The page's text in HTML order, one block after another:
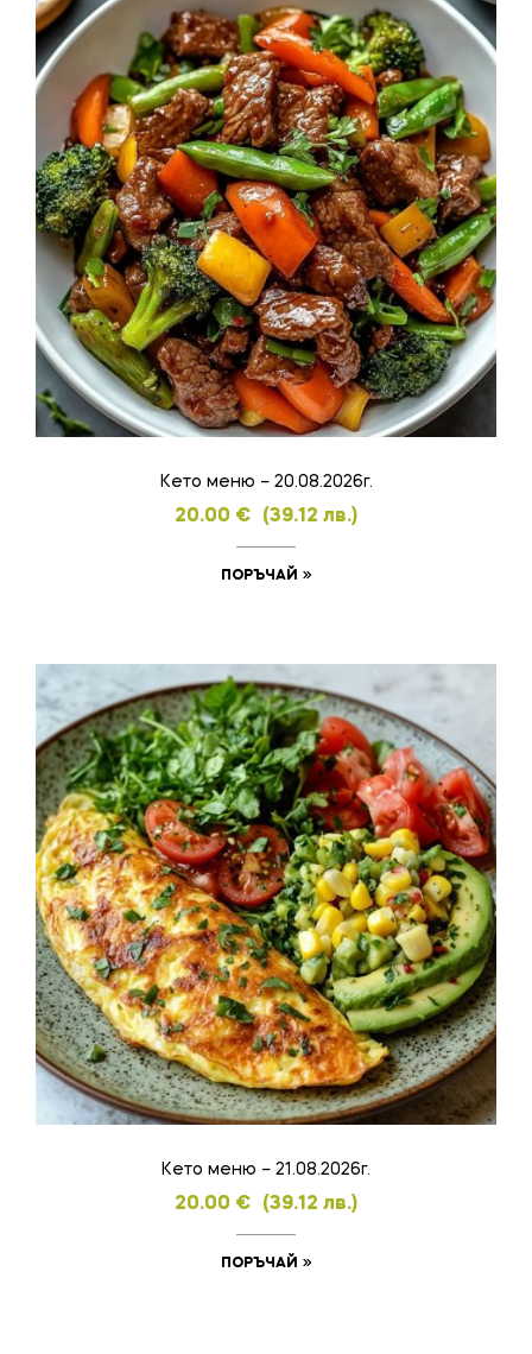
Кето меню – 20.08.2026г.
20.00 € (39.12 лв.)
ПОРЪЧАЙ
Кето меню – 21.08.2026г.
20.00 € (39.12 лв.)
ПОРЪЧАЙ